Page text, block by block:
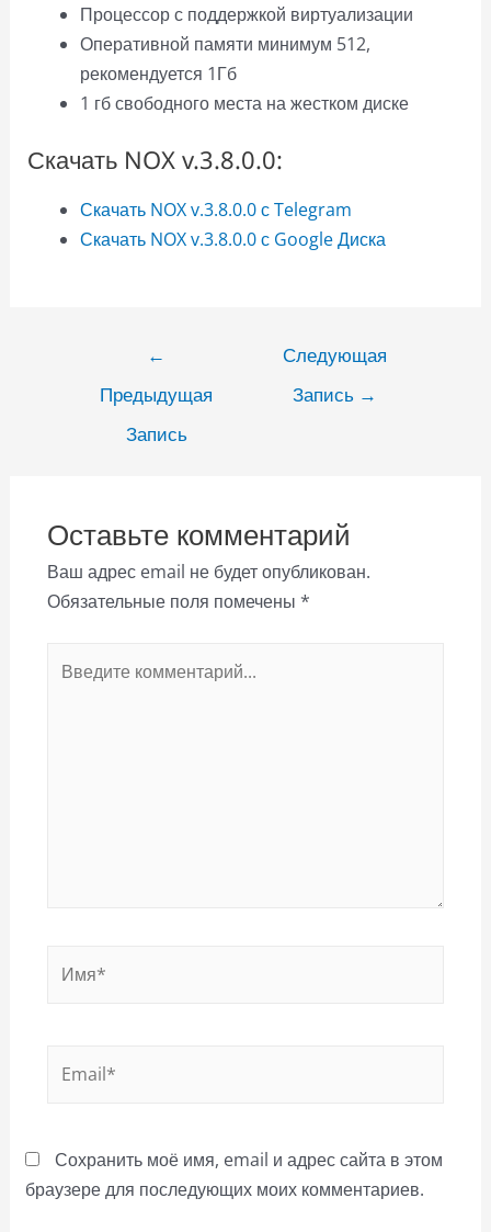
Процессор с поддержкой виртуализации
Оперативной памяти минимум 512,
рекомендуется 1Гб
1 гб свободного места на жестком диске
Скачать NOX v.3.8.0.0:
Скачать NOX v.3.8.0.0 с Telegram
Скачать NOX v.3.8.0.0 с Google Диска
записям
←
Предыдущая
Запись
Следующая
Запись →
Оставьте комментарий
Ваш адрес email не будет опубликован.
Обязательные поля помечены *
комментарий...
Сохранить моё имя, email и адрес сайта в этом
браузере для последующих моих комментариев.